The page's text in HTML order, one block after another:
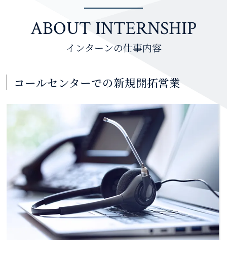
ABOUT INTERNSHIP
インターンの仕事内容
コールセンターでの新規開拓営業